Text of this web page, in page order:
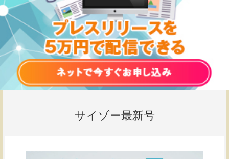
サイゾー最新号